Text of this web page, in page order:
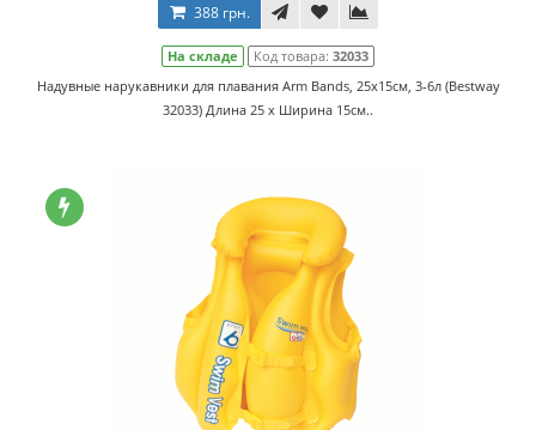
388 грн.
На складе Код товара: 32033
Надувные нарукавники для плавания Arm Bands, 25x15см, 3-6л (Bestway
32033) Длина 25 x Ширина 15см..